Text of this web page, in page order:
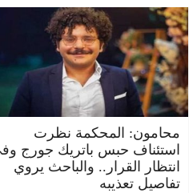
محامون: المحكمة نظرت
استئناف حبس باتريك جورج
انتظار القرار.. والباحث يروي
تفاصيل تعذيبه